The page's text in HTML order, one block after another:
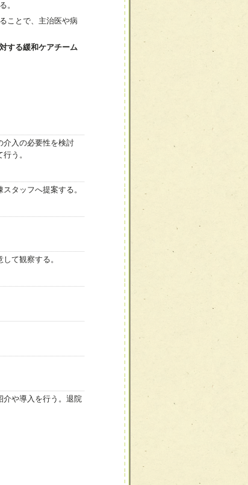
。
ことで、主治医や病
する緩和ケアチーム
介入の必要性を検討
う。
タッフへ提案する。
て観察する。
介や導入を行う。退院